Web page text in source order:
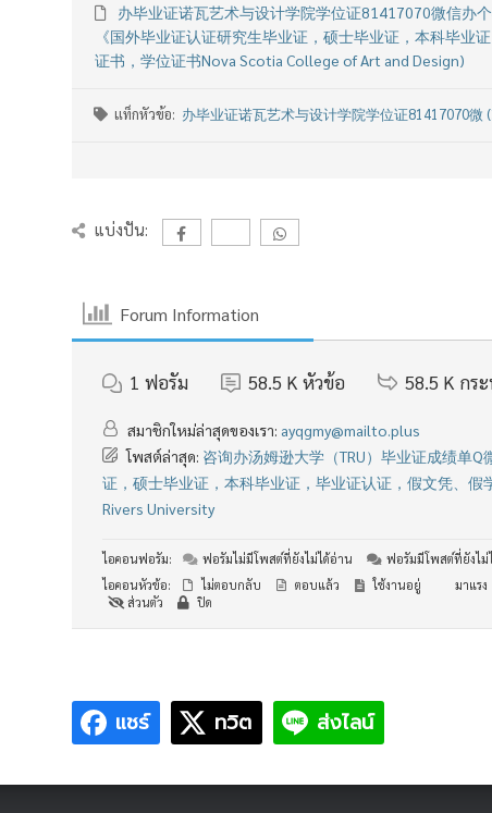
办毕业证诺瓦艺术与设计学院学位证81417070微信办
《国外毕业证认证研究生毕业证，硕士毕业证，本科毕
证书，学位证书Nova Scotia College of Art and Design)
แท็กหัวข้อ: 办毕业证诺瓦艺术与设计学院学位证81417070微
แบ่งปัน:
Forum Information
1 ฟอรัม 58.5 K หัวข้อ 58.5 K กร
สมาชิกใหม่ล่าสุดของเรา: ayqgmy@mailto.plus
โพสต์ล่าสุด: 咨询办汤姆逊大学（TRU）毕业证成绩单
证，硕士毕业证，本科毕业证，毕业证认证，假文凭、
Rivers University
ไอคอนฟอรัม: ฟอรัมไม่มีโพสต์ที่ยังไม่ได้อ่าน
ฟอรัมมีโพสต์ที่ยังไม่
ไอคอนหัวข้อ:
ไม่ตอบกลับ ตอบแล้ว ใช้งานอยู่ มาแรง
ส่วนตัว
ปิด
แชร์ ทวิต ส่งไลน์